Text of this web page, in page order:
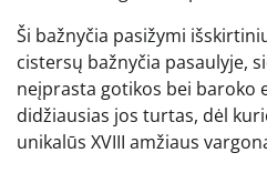
Ši bažnyčia pasižymi
cistersų bažnyčia pasaulyje,
neįprasta gotikos bei baroko
didžiausias jos turtas, dėl
unikalūs XVIII amžiaus